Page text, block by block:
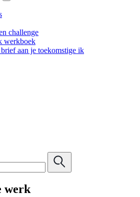
challenge
werkboek
aan je toekomstige ik
werk